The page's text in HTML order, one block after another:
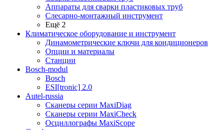
Аппараты для сварки пластиковых труб
Слесарно-монтажный инструмент
Ещё 2
Климатическое оборудование и инструмент
Динамометрические ключи для кондиционеров
Опции и материалы
Станции
Bosch-modul
Bosch
ESI[tronic] 2.0
Autel-russia
Сканеры серии MaxiDiag
Сканеры серии MaxiCheck
Осциллографы MaxiScope